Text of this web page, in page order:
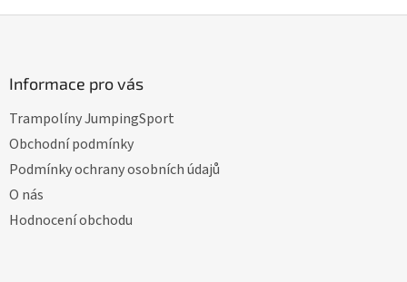
Informace pro vás
Trampolíny JumpingSport
Obchodní podmínky
Podmínky ochrany osobních údajů
O nás
Hodnocení obchodu